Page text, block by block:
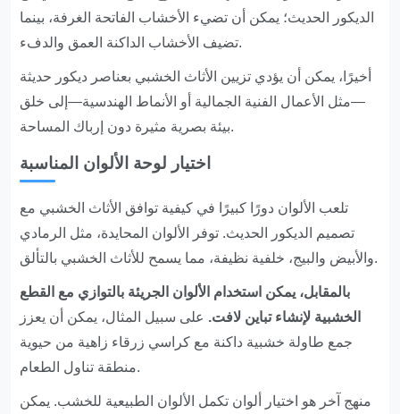
الديكور الحديث؛ يمكن أن تضيء الأخشاب الفاتحة الغرفة، بينما
تضيف الأخشاب الداكنة العمق والدفء.
أخيرًا، يمكن أن يؤدي تزيين الأثاث الخشبي بعناصر ديكور حديثة
—مثل الأعمال الفنية الجمالية أو الأنماط الهندسية—إلى خلق
بيئة بصرية مثيرة دون إرباك المساحة.
اختيار لوحة الألوان المناسبة
تلعب الألوان دورًا كبيرًا في كيفية توافق الأثاث الخشبي مع
تصميم الديكور الحديث. توفر الألوان المحايدة، مثل الرمادي
والأبيض والبيج، خلفية نظيفة، مما يسمح للأثاث الخشبي بالتألق.
بالمقابل، يمكن استخدام الألوان الجريئة بالتوازي مع القطع
الخشبية لإنشاء تباين لافت. على سبيل المثال، يمكن أن يعزز
جمع طاولة خشبية داكنة مع كراسي زرقاء زاهية من حيوية
منطقة تناول الطعام.
منهج آخر هو اختيار ألوان تكمل الألوان الطبيعية للخشب. يمكن